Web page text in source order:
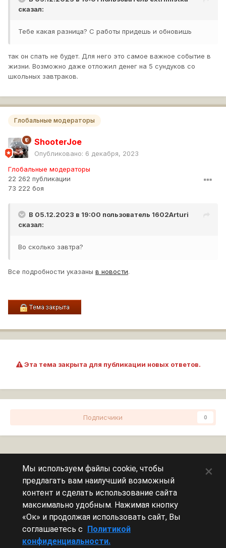
сказал:
Тебе какая разница? С работы придешь и обновишь
так он спать не будет. Для него это самое важное событие в
жизни. Возможно даже отложил денег на 5 сундуков со
школьных завтраков.
Глобальные модераторы
ShooterJoe
Опубликовано: 6 декабря, 2023
Глобальные модераторы
22 262 публикации
73 222 боя
В 05.12.2023 в 19:00 пользователь 1602Arturi
сказал:
Во сколько завтра?
Все подробности указаны в новости.
Эта тема закрыта для публикации новых ответов.
Подписчики 0
Сейчас на странице
Эту страницу никто не просматривает.
Мы используем файлы cookie, чтобы
предлагать вам наилучший возможный
контент и сделать использование сайта
максимально удобным. Нажимая кнопку
«Ок» и продолжая использовать сайт, Вы
соглашаетесь с Политикой
конфиденциальности.
×